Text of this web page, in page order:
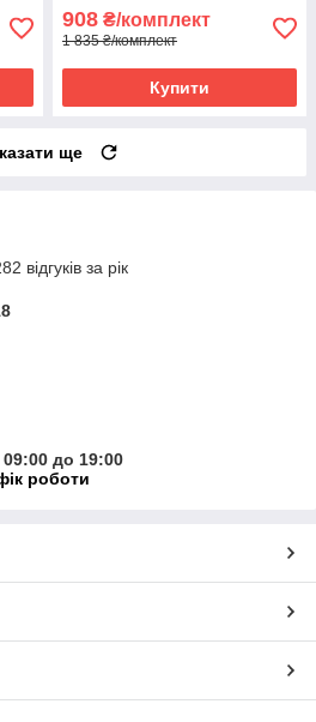
908 ₴/комплект
1 835 ₴/комплект
Купити
ще
відгуків за рік
до 19:00
роботи